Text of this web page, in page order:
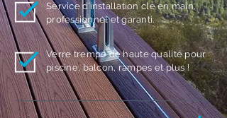
Service d’installation clé en main,
professionnel et garanti.
Verre trempé de haute qualité pour
piscine, balcon, rampes et plus !